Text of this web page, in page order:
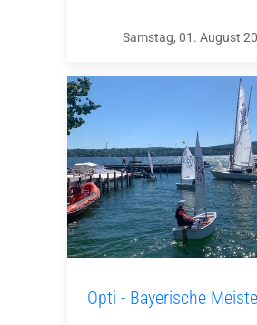
Samstag, 01. August
Opti - Bayerische